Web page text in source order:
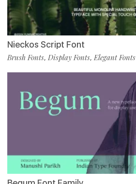
Nieckos Script Font
Brush Fonts, Display Fonts,Elegant Fonts